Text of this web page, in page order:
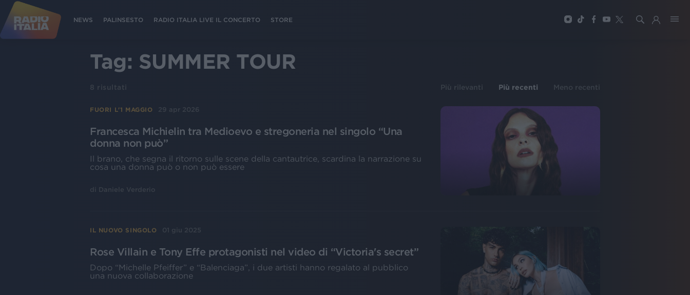
NEWS PALINSESTO RADIO ITALIA LIVE IL CONCERTO STORE
Tag: SUMMER TOUR
8 risultati Più rilevanti Più recenti Meno recenti
FUORI L'1 MAGGIO 29 apr 2026
Francesca Michielin tra Medioevo e stregoneria nel singolo “Una
donna non può”
Il brano, che segna il ritorno sulle scene della cantautrice, scardina la narrazione su
cosa una donna può o non può essere
di Daniele Verderio
IL NUOVO SINGOLO 01 giu 2025
Rose Villain e Tony Effe protagonisti nel video di “Victoria's secret”
Dopo “Michelle Pfeiffer” e “Balenciaga”, i due artisti hanno regalato al pubblico
una nuova collaborazione